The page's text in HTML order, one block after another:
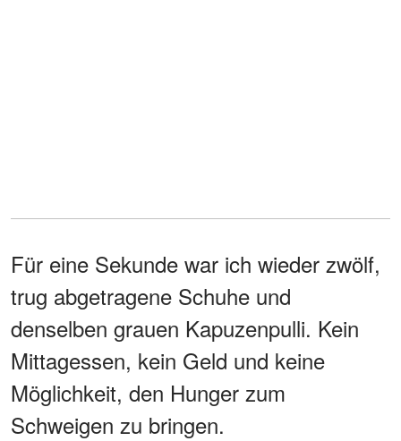
Für eine Sekunde war ich wieder zwölf,
trug abgetragene Schuhe und
denselben grauen Kapuzenpulli. Kein
Mittagessen, kein Geld und keine
Möglichkeit, den Hunger zum
Schweigen zu bringen.